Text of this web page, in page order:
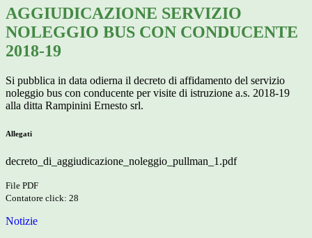
AGGIUDICAZIONE SERVIZIO
NOLEGGIO BUS CON CONDUCENTE
2018-19
Si pubblica in data odierna il decreto di affidamento del servizio
noleggio bus con conducente per visite di istruzione a.s. 2018-19
alla ditta Rampinini Ernesto srl.
Allegati
decreto_di_aggiudicazione_noleggio_pullman_1.pdf
File PDF
Contatore click: 28
Notizie